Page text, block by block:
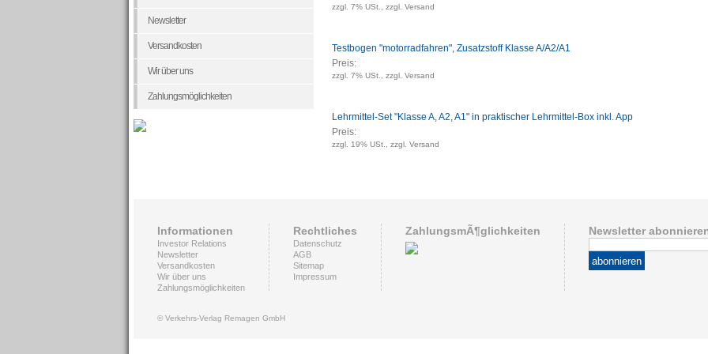
zzgl. 7% USt., zzgl. Versand
Testbogen "motorradfahren", Zusatzstoff Klasse A/A2/A1
Preis:
zzgl. 7% USt., zzgl. Versand
Lehrmittel-Set "Klasse A, A2, A1" in praktischer Lehrmittel-Box inkl. App
Preis:
zzgl. 19% USt., zzgl. Versand
Newsletter
Versandkosten
Wir über uns
Zahlungsmöglichkeiten
Informationen
Investor Relations
Newsletter
Versandkosten
Wir über uns
Zahlungsmöglichkeiten
Rechtliches
Datenschutz
AGB
Sitemap
Impressum
ZahlungsmÃ¶glichkeiten Newsletter
abonnieren
© Verkehrs-Verlag Remagen GmbH